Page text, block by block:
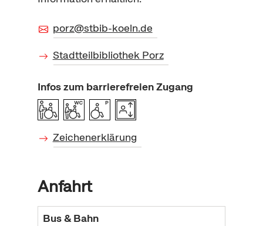
porz@stbib-koeln.de
Stadtteilbibliothek Porz
Infos zum barrierefreien Zugang
Zeichenerklärung
Anfahrt
Bus & Bahn